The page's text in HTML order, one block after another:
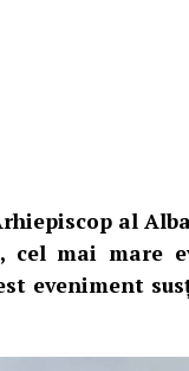
al
mai mare
eveniment